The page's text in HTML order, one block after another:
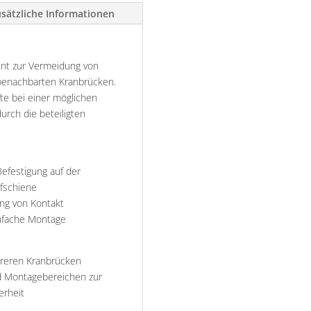
Informationen
zur Vermeidung von
Kranbrücken.
bei einer möglichen
die beteiligten
auf der
von Kontakt
Montage
Kranbrücken
Montagebereichen zur